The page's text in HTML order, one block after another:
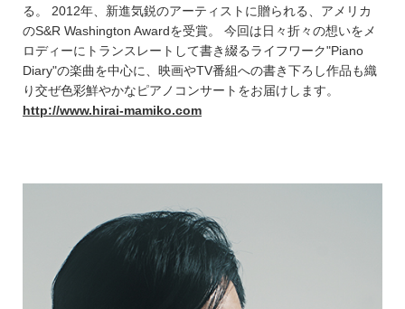
る。 2012年、新進気鋭のアーティストに贈られる、アメリカ
のS&R Washington Awardを受賞。 今回は日々折々の想いをメ
ロディーにトランスレートして書き綴るライフワーク"Piano
Diary"の楽曲を中心に、映画やTV番組への書き下ろし作品も織
り交ぜ色彩鮮やかなピアノコンサートをお届けします。
http://www.hirai-mamiko.com